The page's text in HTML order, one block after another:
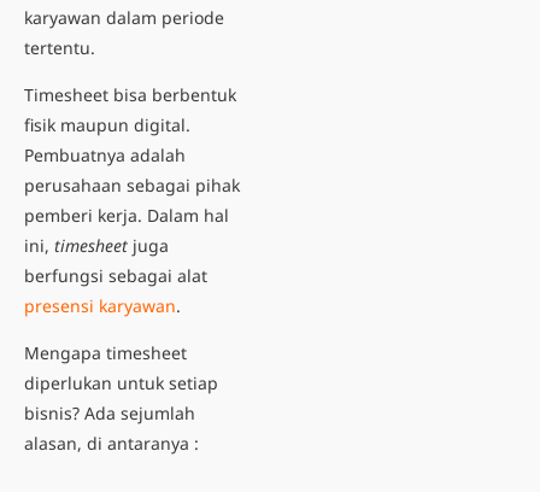
karyawan dalam periode
tertentu.
Timesheet bisa berbentuk
fisik maupun digital.
Pembuatnya adalah
perusahaan sebagai pihak
pemberi kerja. Dalam hal
ini, timesheet juga
berfungsi sebagai alat
presensi karyawan.
Mengapa timesheet
diperlukan untuk setiap
bisnis? Ada sejumlah
alasan, di antaranya :